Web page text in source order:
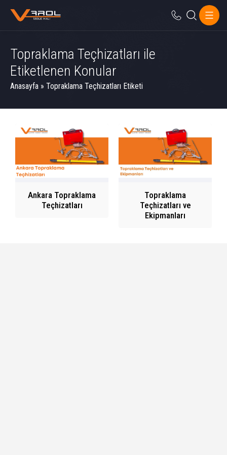
Topraklama Teçhizatları ile
Etiketlenen Konular
Anasayfa » Topraklama Teçhizatları Etiketi
Ankara Topraklama
Teçhizatları
Topraklama
Teçhizatları ve
Ekipmanları